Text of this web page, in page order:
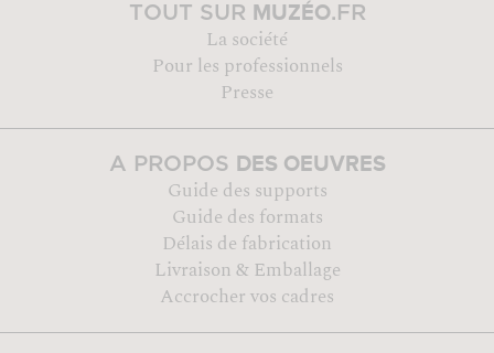
TOUT SUR MUZÉO.FR
La société
Pour les professionnels
Presse
A PROPOS DES OEUVRES
Guide des supports
Guide des formats
Délais de fabrication
Livraison & Emballage
Accrocher vos cadres